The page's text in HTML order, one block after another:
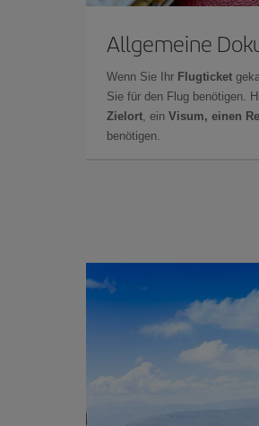
Allgemeine
Wenn Sie Ihr Flugticket
Sie für den Flug benötigen.
Zielort, ein Visum, einen
benötigen.